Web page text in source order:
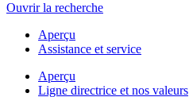
Ouvrir la recherche
Aperçu
Assistance et service
Aperçu
Ligne directrice et nos valeurs